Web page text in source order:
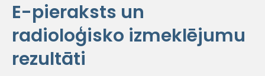
E-pieraksts un
radioloģisko izmeklējumu
rezultāti